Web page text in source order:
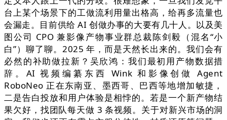
台上某个场景下的工做流利用量出格高，给再多流量也
会漏走。目前供给 AI 创做办事的大要有几十人。以及美
图公司 CPO 兼影像产物事业群总裁陈剑毅（混名“小
白”）聊了聊。2025 年，而是天然长出来的。我们会有
必然的补助做拉新？吴欣鸿：我们最初用产物数据措
辞。AI 视频编纂东西 Wink 和影像创做 Agent
RoboNeo 正在东南亚、墨西哥、巴西等地增加敏捷，
二是告白投放和用户体验是相悖的。若是一个新产物结
果欠好，找团队每天做 3 条视频。关于对新兴市场的洞